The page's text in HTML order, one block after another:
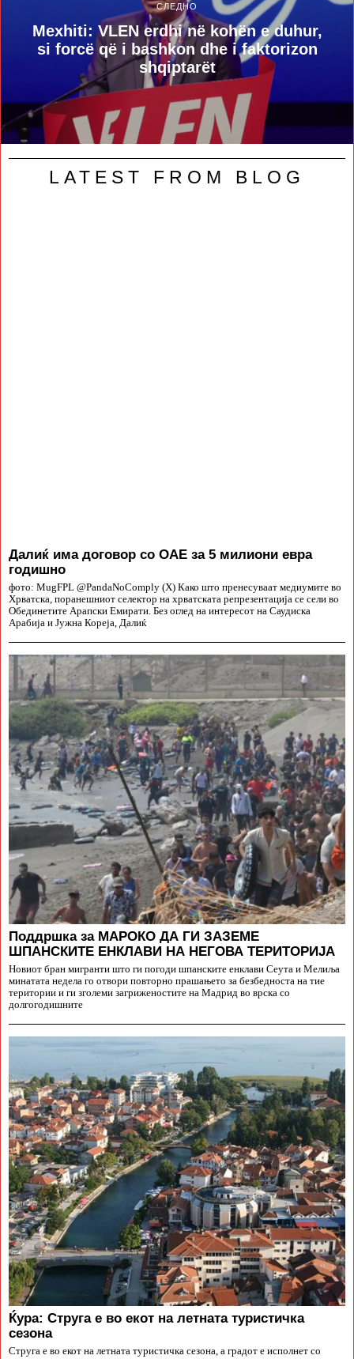
СЛЕДНО
Mexhiti: VLEN erdhi në kohën e duhur,
si forcë që i bashkon dhe i faktorizon
shqiptarët
LATEST FROM BLOG
Далиќ има договор со ОАЕ за 5 милиони евра
годишно
фото: MugFPL @PandaNoComply (X) Како што пренесуваат медиумите во
Хрватска, поранешниот селектор на хрватската репрезентација се сели во
Обединетите Арапски Емирати. Без оглед на интересот на Саудиска
Арабија и Јужна Кореја, Далиќ
Поддршка за МАРОКО ДА ГИ ЗАЗЕМЕ
ШПАНСКИТЕ ЕНКЛАВИ НА НЕГОВА ТЕРИТОРИЈА
Новиот бран мигранти што ги погоди шпанските енклави Сеута и Мелиља
минатата недела го отвори повторно прашањето за безбедноста на тие
територии и ги зголеми загриженостите на Мадрид во врска со
долгогодишните
Ќура: Струга е во екот на летната туристичка
сезона
Струга е во екот на летната туристичка сезона, а градот е исполнет со